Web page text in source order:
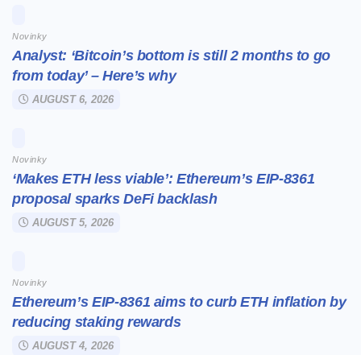
Novinky
Analyst: ‘Bitcoin’s bottom is still 2 months to go
from today’ – Here’s why
AUGUST 6, 2026
Novinky
‘Makes ETH less viable’: Ethereum’s EIP-8361
proposal sparks DeFi backlash
AUGUST 5, 2026
Novinky
Ethereum’s EIP-8361 aims to curb ETH inflation by
reducing staking rewards
AUGUST 4, 2026